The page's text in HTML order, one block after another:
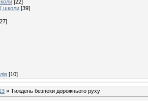
[22]
школи [39]
[10]
» Тиждень безпеки дорожнього руху